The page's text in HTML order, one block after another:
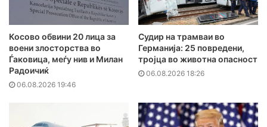
Косово обвини 20 лица за
воени злосторства во
Ѓаковица, меѓу нив и Милан
Радоичиќ
06.08.2026 19:46
Судир на трамваи во
Германија: 25 повредени,
тројца во животна опасност
06.08.2026 18:26